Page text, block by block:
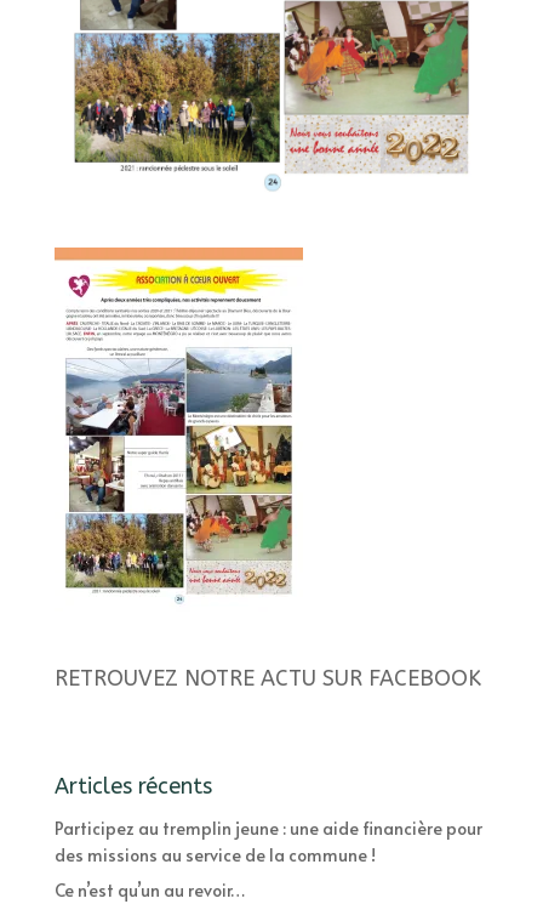
RETROUVEZ NOTRE ACTU SUR FACEBOOK
Articles récents
Participez au tremplin jeune : une aide financière pour
des missions au service de la commune !
Ce n’est qu’un au revoir…